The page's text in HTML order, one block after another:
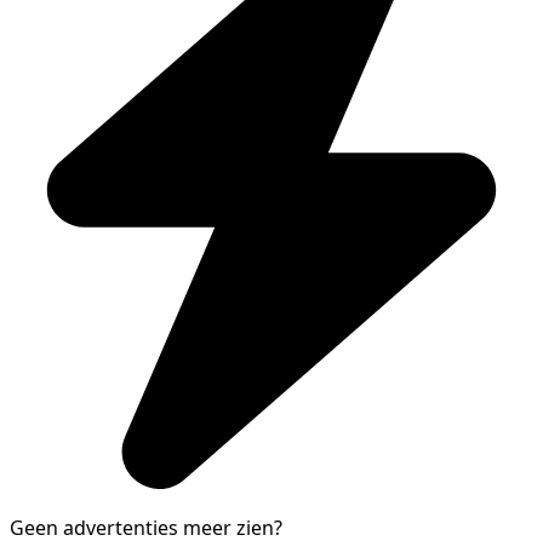
Geen advertenties meer zien?